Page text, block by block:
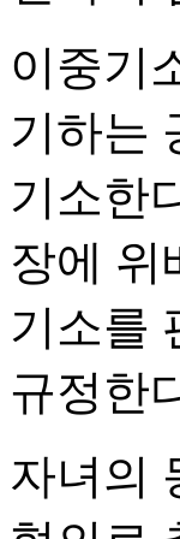
이중기
기하는
기소한
장에 위
기소를
규정한
자녀의